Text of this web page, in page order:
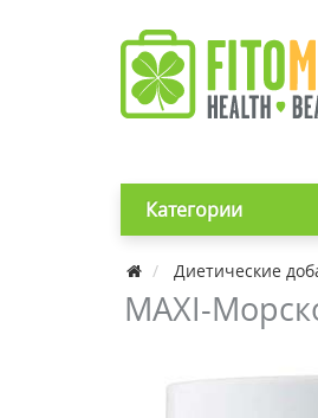
Категории
Диетические
MAXI-